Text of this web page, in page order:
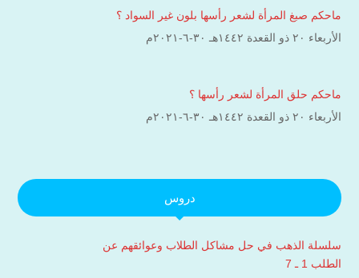
ماحكم صبغ المرأة لشعر رأسها بلون غير السواد ؟
الأربعاء ۲۰ ذو القعدة ۱٤٤۲هـ ۳۰-٦-۲۰۲۱م
ماحكم حلق المرأة لشعر رأسها ؟
الأربعاء ۲۰ ذو القعدة ۱٤٤۲هـ ۳۰-٦-۲۰۲۱م
دروس
سلسلة الذهب في حل مشاكل الطلاب وعوائقهم عن
الطلب 1 ـ 7